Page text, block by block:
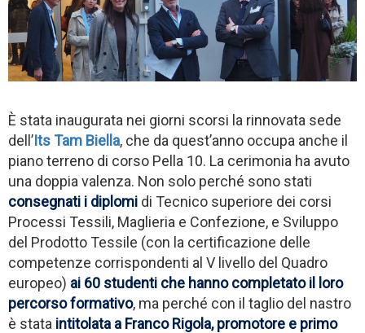
È stata inaugurata nei giorni scorsi la rinnovata sede
dell’Its Tam Biella, che da quest’anno occupa anche il
piano terreno di corso Pella 10. La cerimonia ha avuto
una doppia valenza. Non solo perché sono stati
consegnati i diplomi di Tecnico superiore dei corsi
Processi Tessili, Maglieria e Confezione, e Sviluppo
del Prodotto Tessile (con la certificazione delle
competenze corrispondenti al V livello del Quadro
europeo) ai 60 studenti che hanno completato il loro
percorso formativo, ma perché con il taglio del nastro
è stata intitolata a Franco Rigola, promotore e primo